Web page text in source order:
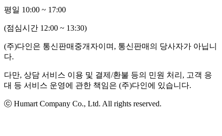
평일 10:00 ~ 17:00
(점심시간 12:00 ~ 13:30)
(주)다인은 통신판매중개자이며, 통신판매의 당사자가 아닙니
다.
다만, 상담 서비스 이용 및 결제/환불 등의 민원 처리, 고객 응
대 등 서비스 운영에 관한 책임은 (주)다인에 있습니다.
ⓒ Humart Company Co., Ltd. All rights reserved.